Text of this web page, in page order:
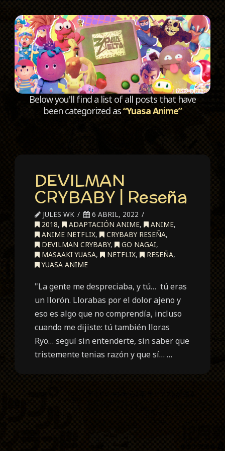
Below you'll find a list of all posts that have
been categorized as“Yuasa Anime”
DEVILMAN
CRYBABY | Reseña
JULES WK
6 ABRIL, 2022
2018, ADAPTACIÓN ANIME, ANIME,
ANIME NETFLIX, CRYBABY RESEÑA,
DEVILMAN CRYBABY, GO NAGAI,
MASAAKI YUASA, NETFLIX, RESEÑA,
YUASA ANIME
"La gente me despreciaba, y tú… tú eras
un llorón. Llorabas por el dolor ajeno y
eso es algo que no comprendía, incluso
cuando me dijiste: tú también lloras
Ryo… seguí sin entenderte, sin saber que
tristemente tenias razón y que sí… …